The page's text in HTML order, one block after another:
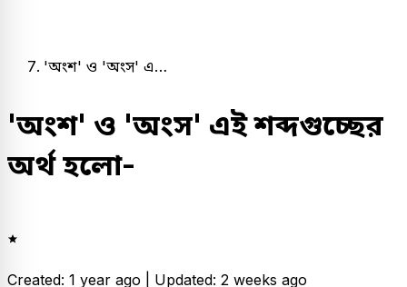
'অংশ' ও 'অংস' এ…
'অংশ' ও 'অংস' এই শব্দগুচ্ছের
অর্থ হলো-
Created: 1 year ago | Updated: 2 weeks ago